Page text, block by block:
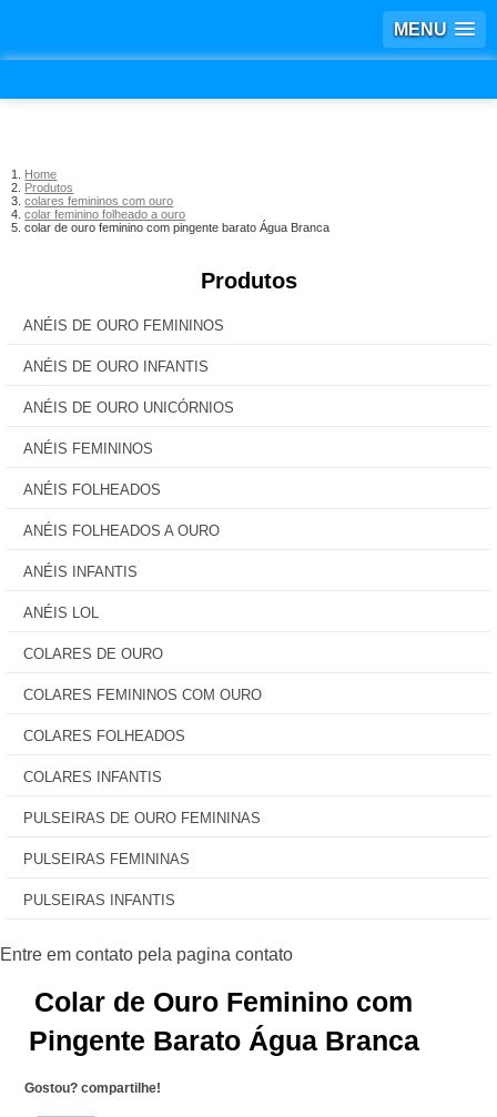
MENU
Home
Produtos
colares femininos com ouro
colar feminino folheado a ouro
colar de ouro feminino com pingente barato Água Branca
Produtos
ANÉIS DE OURO FEMININOS
ANÉIS DE OURO INFANTIS
ANÉIS DE OURO UNICÓRNIOS
ANÉIS FEMININOS
ANÉIS FOLHEADOS
ANÉIS FOLHEADOS A OURO
ANÉIS INFANTIS
ANÉIS LOL
COLARES DE OURO
COLARES FEMININOS COM OURO
COLARES FOLHEADOS
COLARES INFANTIS
PULSEIRAS DE OURO FEMININAS
PULSEIRAS FEMININAS
PULSEIRAS INFANTIS
Colar de Ouro Feminino com
Pingente Barato Água Branca
Gostou? compartilhe!